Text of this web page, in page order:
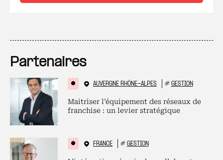
Partenaires
AUVERGNE RHÔNE-ALPES # GESTION
Maitriser l’équipement des réseaux de
franchise : un levier stratégique
FRANCE # GESTION